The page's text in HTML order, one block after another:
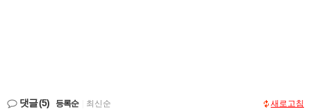
댓글(5) 등록순 최신순 새로고침